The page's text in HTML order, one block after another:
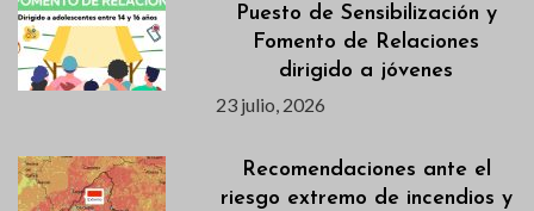
Puesto de Sensibilización y
Fomento de Relaciones
dirigido a jóvenes
23 julio, 2026
Recomendaciones ante el
riesgo extremo de incendios y